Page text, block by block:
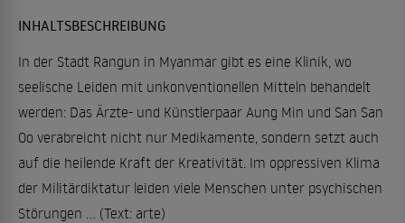
INHALTSBESCHREIBUNG
In der Stadt Rangun in Myanmar gibt es eine Klinik, wo
seelische Leiden mit unkonventionellen Mitteln behandelt
werden: Das Ärzte- und Künstlerpaar Aung Min und San San
Oo verabreicht nicht nur Medikamente, sondern setzt auch
auf die heilende Kraft der Kreativität. Im oppressiven Klima
der Militärdiktatur leiden viele Menschen unter psychischen
Störungen ... (Text: arte)